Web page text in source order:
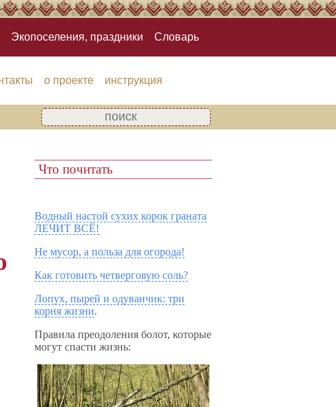
Экопоселения, праздники Словарь
о проекте инструкция
Что почитать
Водный настой сухих корок граната
ЛЕЧИТ ВСЁ!
Не мусор, а польза для огорода!
Как готовить четверговую соль?
Лопух, пырей и одуванчик: три
корня жизни.
Правила преодоления болот, которые
могут спасти жизнь: